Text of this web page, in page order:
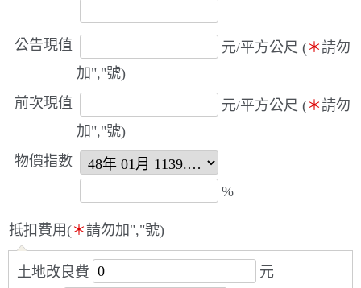
公告現值 元/平方公尺 (＊請勿
加","號)
前次現值
元/平方公尺 (＊請勿
加","號)
物價指數
%
抵扣費用(＊請勿加","號)
土地改良費
元